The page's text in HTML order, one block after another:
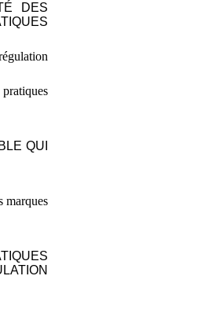
DES
QUI
marques